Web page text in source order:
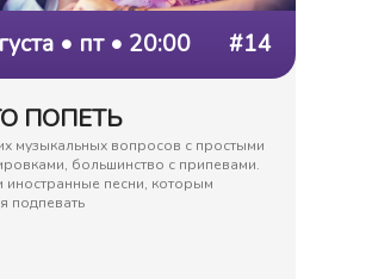
• пт • 20:00 #14
ПОПЕТЬ
музыкальных вопросов с простыми
большинство с припевами.
иностранные песни, которым
подпевать